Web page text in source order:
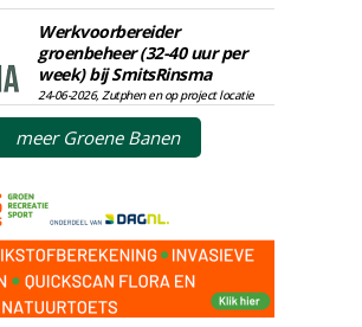
Werkvoorbereider
groenbeheer (32-40 uur per
week) bij SmitsRinsma
24-06-2026, Zutphen en op project locatie
meer Groene Banen